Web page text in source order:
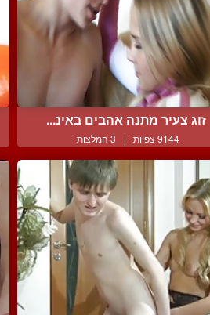
זוג צעיר מתנה אהבים באינ...
9144 צפיות | 3 המלצות